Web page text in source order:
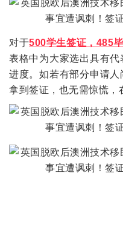
对于500学生签证，485
表格中为大家选出具有
进度。如若有部分申请
拿到签证，也无需惊慌，